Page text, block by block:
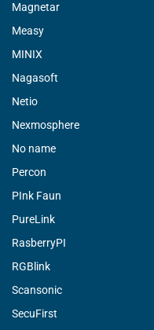
Magnetar
Measy
MINIX
Nagasoft
Netio
Nexmosphere
No name
Percon
PInk Faun
PureLink
RasberryPI
RGBlink
Scansonic
SecuFirst